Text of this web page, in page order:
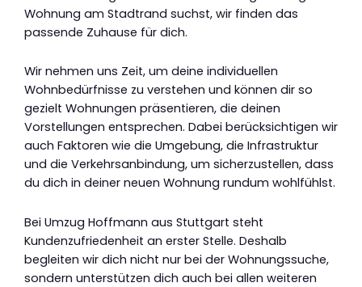
Wohnung am Stadtrand suchst, wir finden das
passende Zuhause für dich.
Wir nehmen uns Zeit, um deine individuellen
Wohnbedürfnisse zu verstehen und können dir so
gezielt Wohnungen präsentieren, die deinen
Vorstellungen entsprechen. Dabei berücksichtigen wir
auch Faktoren wie die Umgebung, die Infrastruktur
und die Verkehrsanbindung, um sicherzustellen, dass
du dich in deiner neuen Wohnung rundum wohlfühlst.
Bei Umzug Hoffmann aus Stuttgart steht
Kundenzufriedenheit an erster Stelle. Deshalb
begleiten wir dich nicht nur bei der Wohnungssuche,
sondern unterstützen dich auch bei allen weiteren